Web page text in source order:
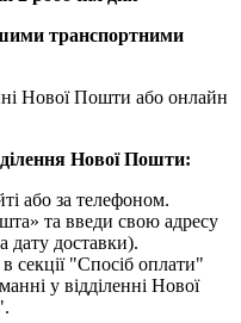
транспортними
Нової Пошти або онлайн
Нової Пошти:
або за телефоном.
та введи свою адресу
дату доставки).
секції "Спосіб оплати"
у відділенні Нової